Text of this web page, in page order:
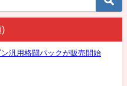
)
ン汎用格闘パックが販売開始